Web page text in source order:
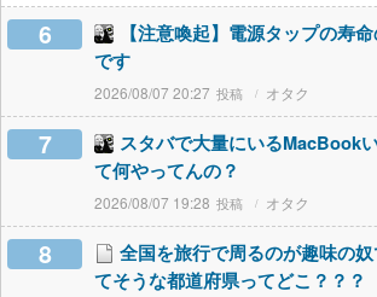
6
【注意喚起】電源タップの寿
です
2026/08/07 20:27 オタク
7
スタバで大量にいるMacBook
て何やってんの？
2026/08/07 19:28 オタク
8
全国を旅行で周るのが趣味の
てそうな都道府県ってどこ？？？